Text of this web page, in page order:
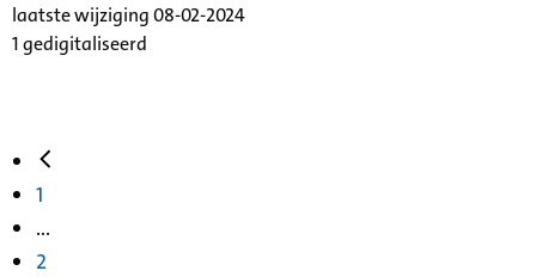
laatste wijziging 08-02-2024
1 gedigitaliseerd
1
...
2